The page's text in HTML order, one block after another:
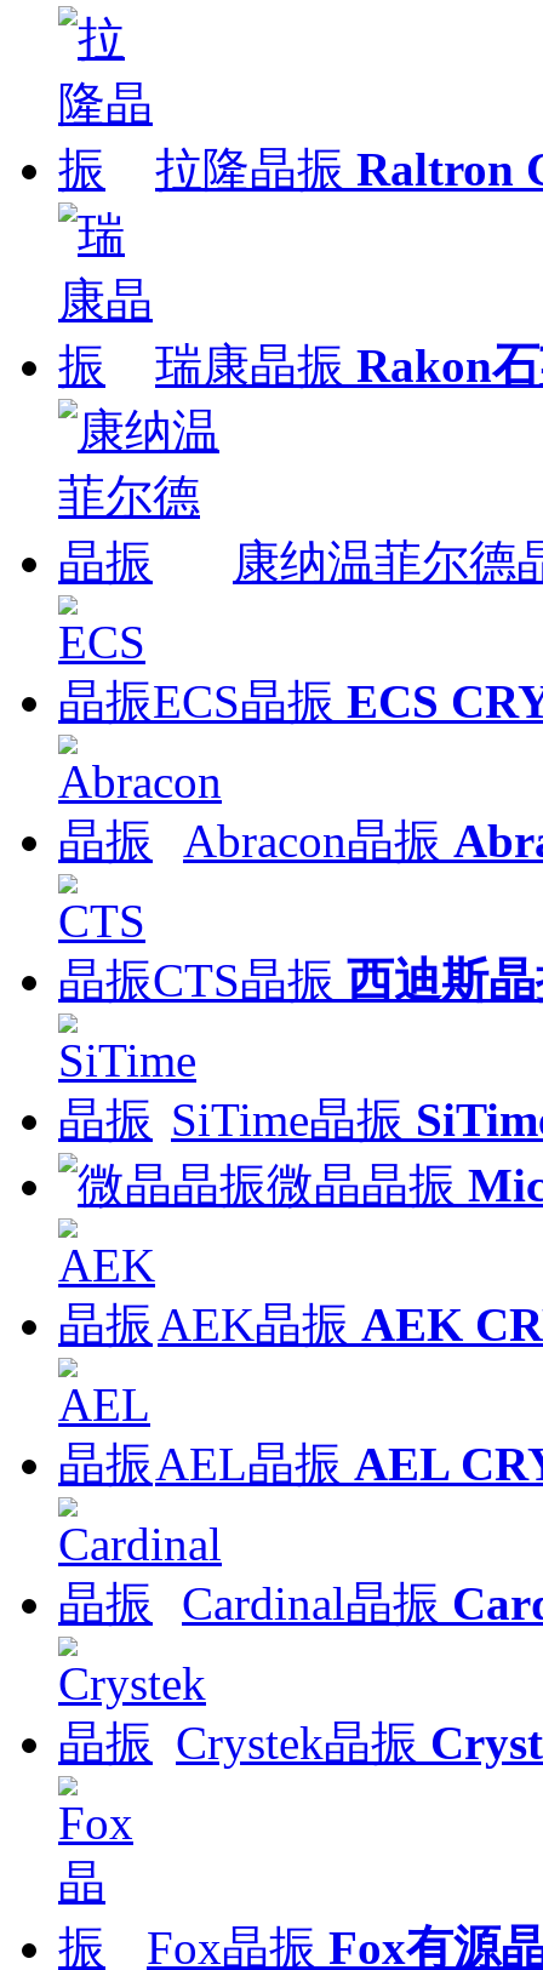
拉隆晶振 Raltron
瑞康晶振 Rakon
康纳温菲尔德
ECS晶振 ECS
Abracon晶振
CTS晶振 西迪斯
SiTime晶振
微晶晶振
AEK晶振 AEK
AEL晶振 AEL
Cardinal晶振
Crystek晶振
Fox晶振 Fox有源